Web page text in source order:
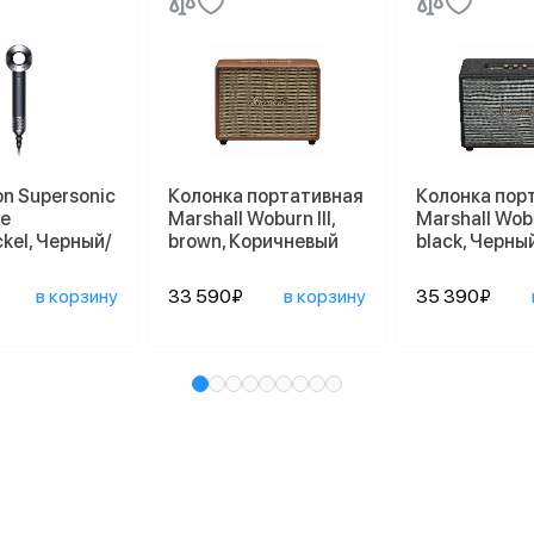
Supersonic
Черный/
в корзину
Колонка портативная
Marshall Woburn III,
brown, Коричневый
33 590₽ в корзину
Колонка
Marshall
black,
35 390₽